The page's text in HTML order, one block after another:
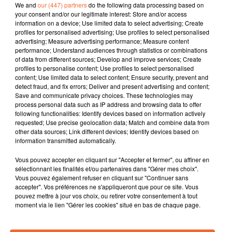
2 juillet 2026 - 13 min 31 sec
JOURNAL DU JEUDI 02 JUILLET (MIDI)
Fabien Gazeau
L'info près de chez vous
Présenté par Fabien Gazeau
-L'agriculture souffre de la chaleur, le président de la Chambre tire la
sonnette d'alarme
- A Thouars, l’association des Attablées s'appuie sur la cuisine pour
faire société.
- La commune de Clazay propose de nouvelles parcelles à la vente
juillet
- Gaël Faye a fait chalouper Poupet hier soir... (crédit photo Festival
de Poupet)
We and our (447) partnersdo the following data processing based on
your consent and/or our legitimate interest: Store and/or access
information on a device; Use limited data to select advertising; Create
profiles for personalised advertising; Use profiles to select personalised
advertising; Measure advertising performance; Measure content
performance; Understand audiences through statistics or combinations
of data from different sources; Develop and improve services; Create
profiles to personalise content; Use profiles to select personalised
content; Use limited data to select content; Ensure security, prevent and
detect fraud, and fix errors; Deliver and present advertising and content;
Save and communicate privacy choices. These technologies may
process personal data such as IP address and browsing data to offer
following functionalities: Identify devices based on information actively
requested; Use precise geolocation data; Match and combine data from
other data sources; Link different devices; Identify devices based on
information transmitted automatically.
Vous pouvez accepter en cliquant sur "Accepter et fermer", ou affiner en
sélectionnant les finalités et/ou partenaires dans "Gérer mes choix".
Vous pouvez également refuser en cliquant sur "Continuer sans
accepter". Vos préférences ne s'appliqueront que pour ce site. Vous
pouvez mettre à jour vos choix, ou retirer votre consentement à tout
moment via le lien "Gérer les cookies" situé en bas de chaque page.